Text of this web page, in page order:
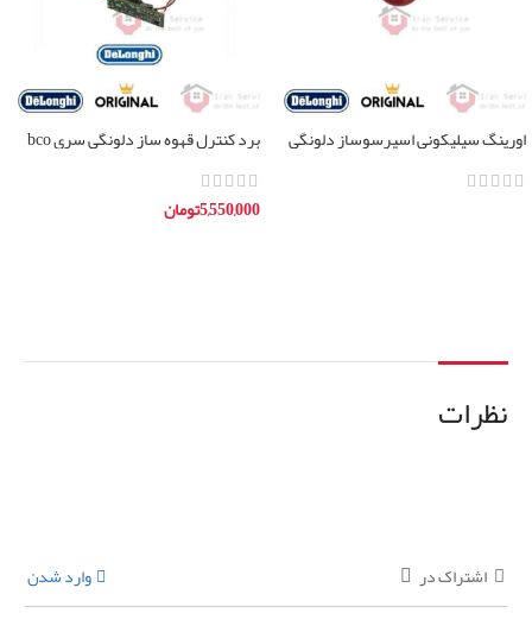
اورینگ سیلیکونی اسپرسوساز دلونگی
تمامی مدل ها
برد کنترل قهوه ساز دلونگی سری bco
5,550,000تومان
نظرات
اشتراک در وارد شدن